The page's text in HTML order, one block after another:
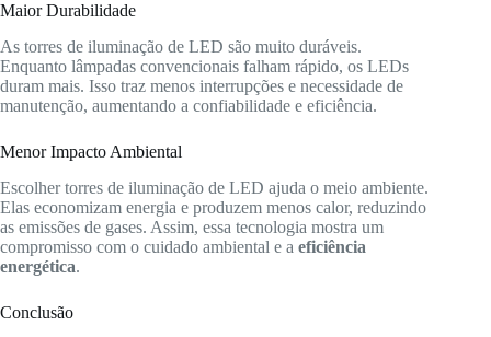
Maior Durabilidade
As torres de iluminação de LED são muito duráveis.
Enquanto lâmpadas convencionais falham rápido, os LEDs
duram mais. Isso traz menos interrupções e necessidade de
manutenção, aumentando a confiabilidade e eficiência.
Menor Impacto Ambiental
Escolher torres de iluminação de LED ajuda o meio ambiente.
Elas economizam energia e produzem menos calor, reduzindo
as emissões de gases. Assim, essa tecnologia mostra um
compromisso com o cuidado ambiental e a eficiência
energética.
Conclusão